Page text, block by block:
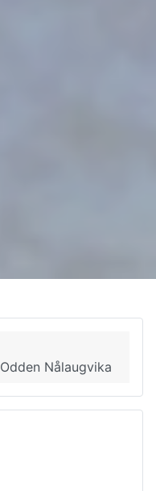
Odden Nålaugvika